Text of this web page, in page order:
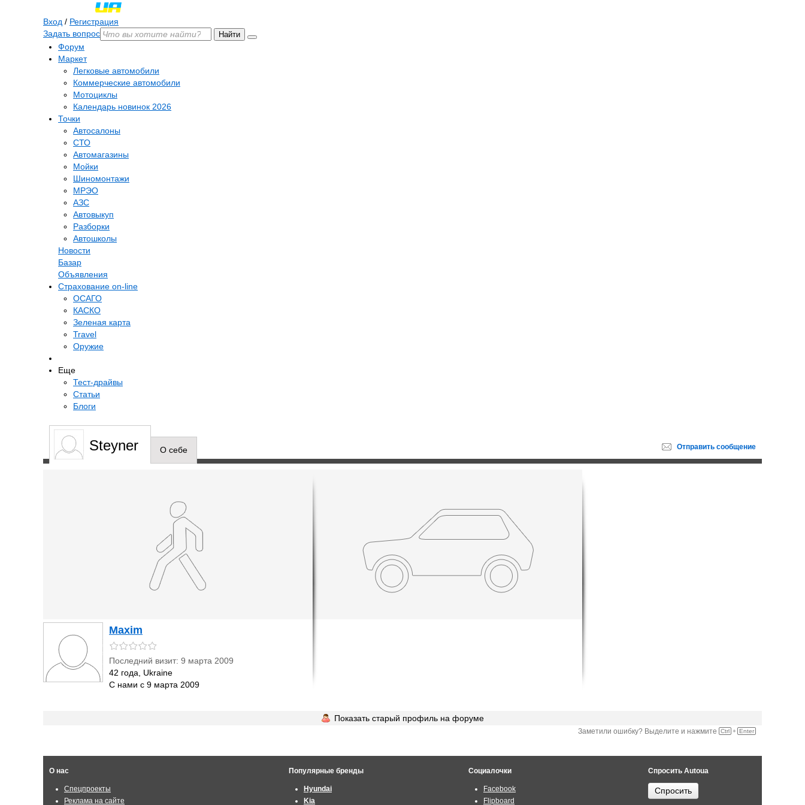
Вход / Регистрация
Задать вопрос
Найти
Форум
Маркет
Легковые автомобили
Коммерческие автомобили
Мотоциклы
Календарь новинок 2026
Точки
Автосалоны
СТО
Автомагазины
Мойки
Шиномонтажи
МРЭО
АЗС
Автовыкуп
Разборки
Автошколы
Новости
Базар
Объявления
Cтрахование on-line
ОСАГО
КАСКО
Зеленая карта
Travel
Оружие
Еще
Тест-драйвы
Статьи
Блоги
Отправить сообщение
Steyner О себе
Maxim
Последний визит: 9 марта 2009
42 года, Ukraine
С нами с 9 марта 2009
Показать старый профиль на форуме
Заметили ошибку? Выделите и нажмите Ctrl + Enter
О нас
Спецпроекты
Реклама на сайте
Популярные бренды
Hyundai
Kia
Социалочки
Facebook
Flipboard
Спросить Autoua
Спросить